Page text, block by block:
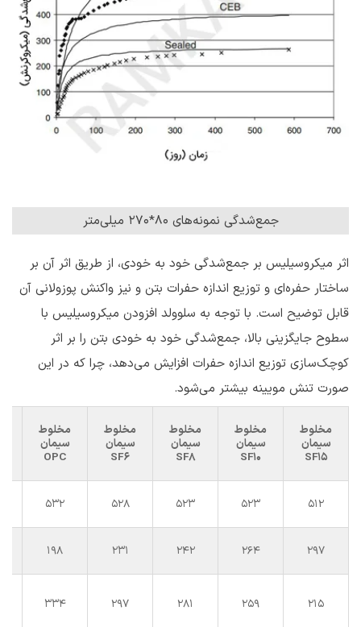
جمع‌شدگی نمونه‌های 80*270 میلی‌متر
اثر میکروسیلیس بر جمع‌شدگی خود به خودی، از طریق اثر آن بر
ساختار حفره‌ای و توزیع اندازه حفرات بتن و نیز واکنش پوزولانی آن
قابل توضیح است. با توجه به سلوولد افزودن میکروسیلیس با
سطوح جایگزینی بالا، جمع‌شدگی خود به خودی بتن را بر اثر
کوچک‌سازی توزیع اندازه حفرات افزایش می‌دهد، چرا که در این
صورت تنش مویینه بیشتر می‌شود.
مخلوط
سیمان
SF15
مخلوط
سیمان
SF10
مخلوط
سیمان
SF8
مخلوط
سیمان
SF6
مخلوط
سیمان
OPC
512
523
523
528
532
297
264
242
231
198
215
259
281
297
334